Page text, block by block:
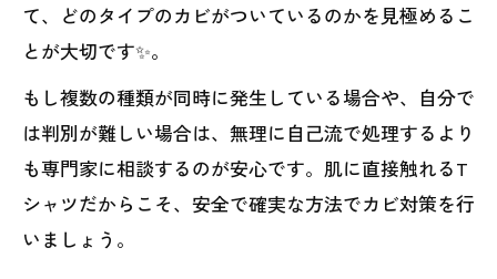
て、どのタイプのカビがついているのかを見極めるこ
とが大切です✨。
もし複数の種類が同時に発生している場合や、自分で
は判別が難しい場合は、無理に自己流で処理するより
も専門家に相談するのが安心です。肌に直接触れるT
シャツだからこそ、安全で確実な方法でカビ対策を行
いましょう。